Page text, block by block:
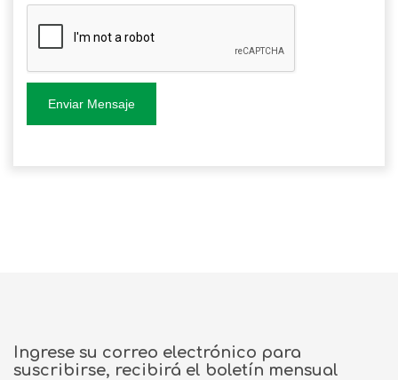
Enviar Mensaje
Ingrese su correo electrónico para
suscribirse, recibirá el boletín mensual